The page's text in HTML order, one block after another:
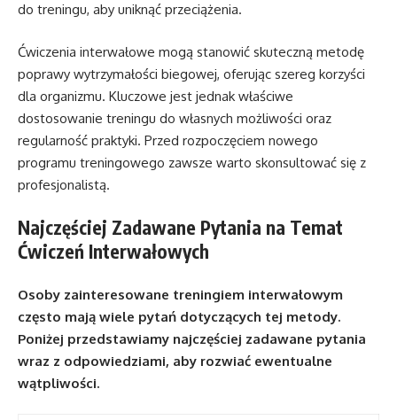
do treningu, aby uniknąć przeciążenia.
Ćwiczenia interwałowe mogą stanowić skuteczną metodę
poprawy wytrzymałości biegowej, oferując szereg korzyści
dla organizmu. Kluczowe jest jednak właściwe
dostosowanie treningu do własnych możliwości oraz
regularność praktyki. Przed rozpoczęciem nowego
programu treningowego zawsze warto skonsultować się z
profesjonalistą.
Najczęściej Zadawane Pytania na Temat
Ćwiczeń Interwałowych
Osoby zainteresowane treningiem interwałowym
często mają wiele pytań dotyczących tej metody.
Poniżej przedstawiamy najczęściej zadawane pytania
wraz z odpowiedziami, aby rozwiać ewentualne
wątpliwości.